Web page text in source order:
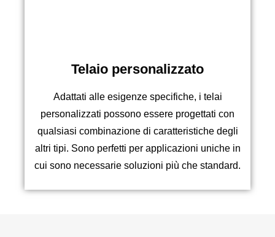
Telaio personalizzato
Adattati alle esigenze specifiche, i telai
personalizzati possono essere progettati con
qualsiasi combinazione di caratteristiche degli
altri tipi. Sono perfetti per applicazioni uniche in
cui sono necessarie soluzioni più che standard.